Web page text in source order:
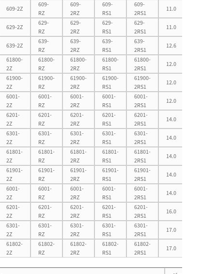
609-2Z
609-
RZ
609-
2RZ
609-
RS1
609-
2RS1
11.0
629-2Z
629-
RZ
629-
2RZ
629-
RS1
629-
2RS1
11.0
639-2Z
639-
RZ
639-
2RZ
639-
RS1
639-
2RS1
12.6
61800-
2Z
61800-
RZ
61800-
2RZ
61800-
RS1
61800-
2RS1
12.0
61900-
2Z
61900-
RZ
61900-
2RZ
61900-
RS1
61900-
2RS1
12.0
6001-
2Z
6001-
RZ
6001-
2RZ
6001-
RS1
6001-
2RS1
12.0
6201-
2Z
6201-
RZ
6201-
2RZ
6201-
RS1
6201-
2RS1
14.0
6301-
2Z
6301-
RZ
6301-
2RZ
6301-
RS1
6301-
2RS1
14.0
61801-
2Z
61801-
RZ
61801-
2RZ
61801-
RS1
61801-
2RS1
14.0
61901-
2Z
61901-
RZ
61901-
2RZ
61901-
RS1
61901-
2RS1
14.0
6001-
2Z
6001-
RZ
6001-
2RZ
6001-
RS1
6001-
2RS1
14.0
6201-
2Z
6201-
RZ
6201-
2RZ
6201-
RS1
6201-
2RS1
16.0
6301-
2Z
6301-
RZ
6301-
2RZ
6301-
RS1
6301-
2RS1
17.0
61802-
2Z
61802-
RZ
61802-
2RZ
61802-
RS1
61802-
2RS1
17.0